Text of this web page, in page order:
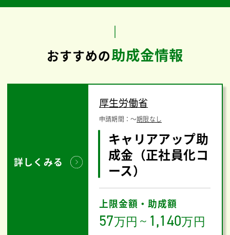
おすすめの助成金情報
詳しくみる
厚生労働省
申請期間：〜期限なし
キャリアアップ助
成金（正社員化コ
ース）
上限金額・助成額
57万円 ～ 1,140万円